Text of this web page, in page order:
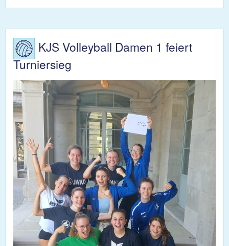
KJS Volleyball Damen 1 feiert
Turniersieg